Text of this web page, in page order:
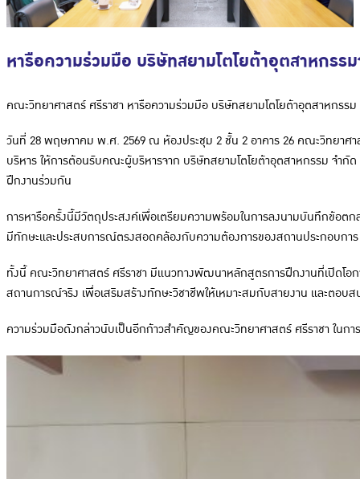
หารือความร่วมมือ บริษัทสยามโตโยต้าอุตสาหกร
คณะวิทยาศาสตร์ ศรีราชา หารือความร่วมมือ บริษัทสยามโตโยต้าอุตสาหกรร
วันที่ 28 พฤษภาคม พ.ศ. 2569 ณ ห้องประชุม 2 ชั้น 2 อาคาร 26 คณะวิทยา
บริหาร ให้การต้อนรับคณะผู้บริหารจาก บริษัทสยามโตโยต้าอุตสาหกรรม จ
ฝึกงานร่วมกัน
การหารือครั้งนี้มีวัตถุประสงค์เพื่อเตรียมความพร้อมในการลงนามบันทึกข้อต
มีทักษะและประสบการณ์ตรงสอดคล้องกับความต้องการของสถานประกอบการ
ทั้งนี้ คณะวิทยาศาสตร์ ศรีราชา มีแนวทางพัฒนาหลักสูตรการฝึกงานที่เปิดโอ
สถานการณ์จริง เพื่อเสริมสร้างทักษะวิชาชีพให้เหมาะสมกับสายงาน และตอ
ความร่วมมือดังกล่าวนับเป็นอีกก้าวสำคัญของคณะวิทยาศาสตร์ ศรีราชา ใน